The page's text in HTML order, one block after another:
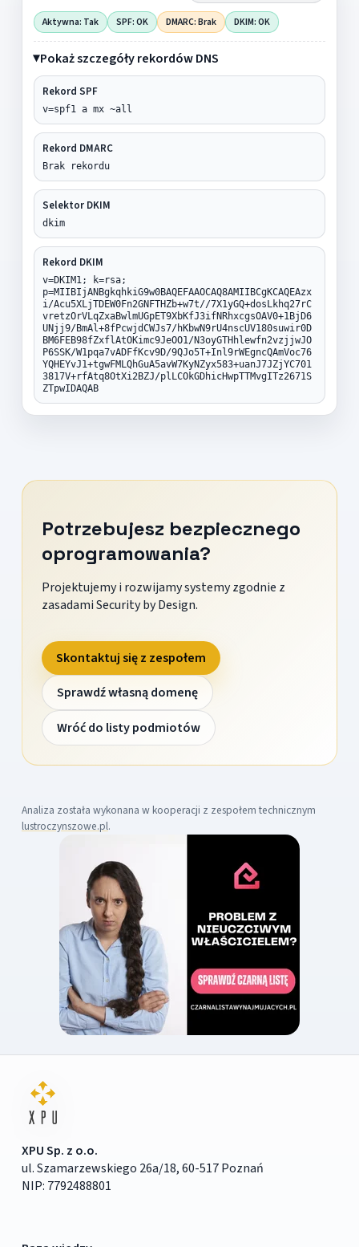
Aktywna: Tak SPF: OK DMARC: Brak DKIM: OK
Pokaż szczegóły rekordów DNS
Rekord SPF
v=spf1 a mx ~all
Rekord DMARC
Brak rekordu
Selektor DKIM
dkim
Rekord DKIM
v=DKIM1; k=rsa;
p=MIIBIjANBgkqhkiG9w0BAQEFAAOCAQ8AMIIBCgKCAQEAzx
i/Acu5XLjTDEW0Fn2GNFTHZb+w7t//7X1yGQ+dosLkhq27rC
vretzOrVLqZxaBwlmUGpET9XbKfJ3ifNRhxcgsOAV0+1BjD6
UNjj9/BmAl+8fPcwjdCWJs7/hKbwN9rU4nscUV180suwir0D
BM6FEB98fZxflAtOKimc9JeOO1/N3oyGTHhlewfn2vzjjwJO
P6SSK/W1pqa7vADFfKcv9D/9QJo5T+Inl9rWEgncQAmVoc76
YQHEYvJ1+tgwFMLQhGuA5avW7KyNZyx583+uanJ7JZjYC701
3817V+rfAtq8OtXi2BZJ/plLCOkGDhicHwpTTMvgITz2671S
ZTpwIDAQAB
Potrzebujesz bezpiecznego
oprogramowania?
Projektujemy i rozwijamy systemy zgodnie z
zasadami Security by Design.
Skontaktuj się z zespołem
Sprawdź własną domenę
Wróć do listy podmiotów
Analiza została wykonana w kooperacji z zespołem technicznym
lustroczynszowe.pl.
XPU Sp. z o.o.
ul. Szamarzewskiego 26a/18, 60-517 Poznań
NIP: 7792488801